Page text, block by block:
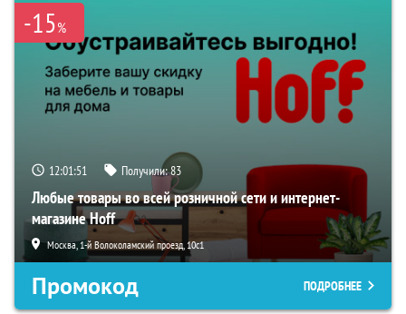
-15%
12:01:50 Получили:83
Любые товары во всей розничной сети и интернет-
магазине Hoff
Москва, 1-й Волоколамский проезд, 10с1
Промокод ПОДРОБНЕЕ